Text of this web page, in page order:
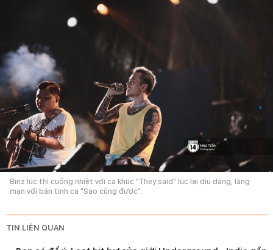
Binz lúc thì cuồng nhiệt với ca khúc "They said" lúc lại dịu dàng, lãng
mạn với bản tình ca "Sao cũng được".
TIN LIÊN QUAN